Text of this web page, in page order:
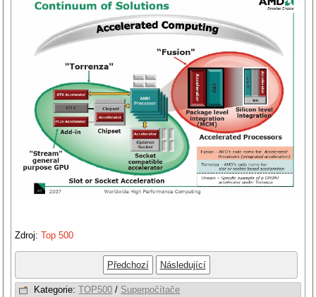
Zdroj:Top 500
Předchozí Následující
Kategorie:TOP500 / Superpočítače